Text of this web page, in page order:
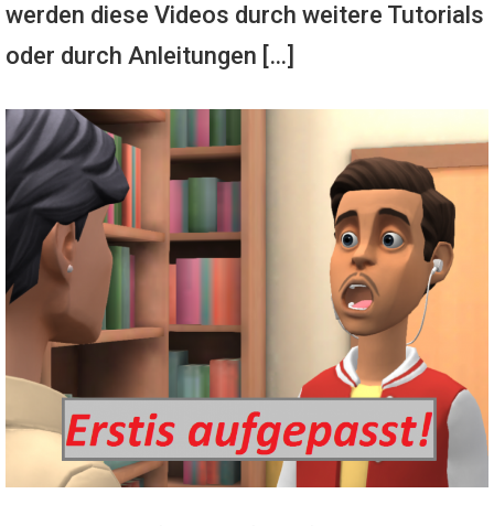
werden diese Videos durch weitere Tutorials
oder durch Anleitungen […]